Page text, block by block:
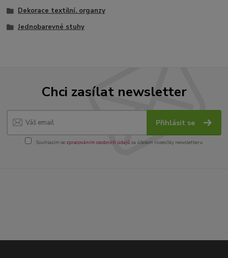
Dekorace textilní. organzy
Jednobarevné stuhy
Chci zasílat newsletter
Přihlásit se
Souhlasím se zpracováním osobních údajůza účelem rozesílky newsletteru.